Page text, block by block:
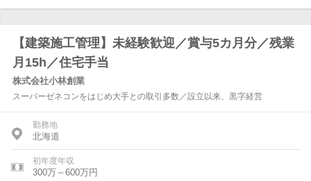
【建築施工管理】未経験歓迎／賞与5カ月分／残業
月15h／住宅手当
株式会社小林創業
スーパーゼネコンをはじめ大手との取引多数／設立以来、黒字経営
勤務地
北海道
初年度年収
300万～600万円